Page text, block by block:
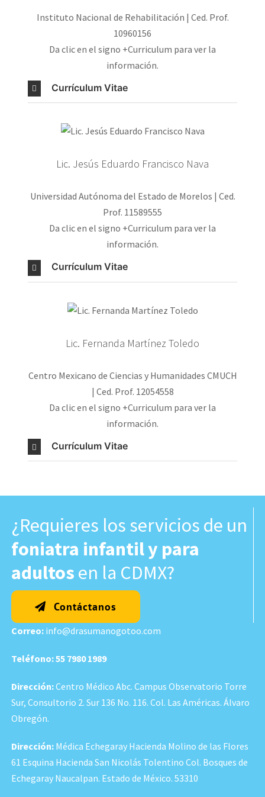
Instituto Nacional de Rehabilitación | Ced. Prof.
10960156
Da clic en el signo +Curriculum para ver la
información.
Currículum Vitae
Lic. Jesús Eduardo Francisco Nava
Universidad Autónoma del Estado de Morelos | Ced.
Prof. 11589555
Da clic en el signo +Curriculum para ver la
información.
Currículum Vitae
Lic. Fernanda Martínez Toledo
Centro Mexicano de Ciencias y Humanidades CMUCH
| Ced. Prof. 12054558
Da clic en el signo +Curriculum para ver la
información.
Currículum Vitae
¿Requieres los servicios de un
foniatra infantil y para
adultos en la CDMX?
Contáctanos
Correo: info@drasumanogotoo.com
Teléfono:55 7980 1989
Dirección:Centro Médico Abc. Campus Observatorio Torre
Sur, Consultorio 2. Sur 136 No. 116. Col. Las Américas. Álvaro
Obregón.
Dirección: Médica Echegaray Hacienda Molino de las Flores
61 Esquina Hacienda San Nicolás Tolentino Col. Bosques de
Echegaray Naucalpan. Estado de México. 53310